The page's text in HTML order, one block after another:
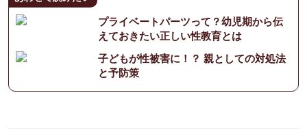
プライベートパーツって？幼児期から伝
えておきたい正しい性教育とは
子どもが性被害に！？ 親としての対処法
と予防策